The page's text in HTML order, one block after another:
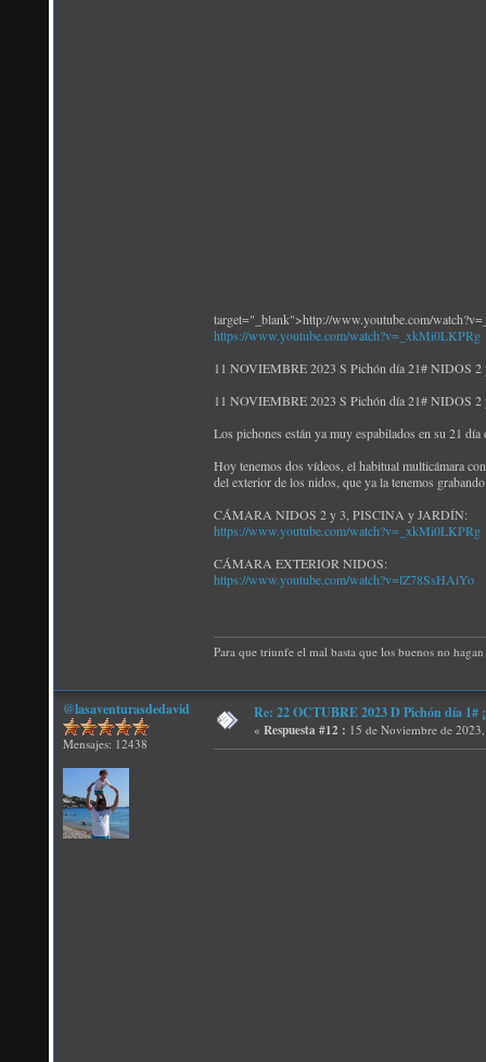
target="_blank">http://www.youtube.com/
https://www.youtube.com/watch?v=_xkMi0LKPRg
11 NOVIEMBRE 2023 S Pichón día 21# NIDOS
11 NOVIEMBRE 2023 S Pichón día 21# NIDOS
Los pichones están ya muy espabilados en su 21
Hoy tenemos dos vídeos, el habitual multicámara
del exterior de los nidos, que ya la tenemos
CÁMARA NIDOS 2 y 3, PISCINA y JARDÍN:
https://www.youtube.com/watch?v=_xkMi0LKPRg
CÁMARA EXTERIOR NIDOS:
https://www.youtube.com/watch?v=lZ78SsHAiYo
Para que triunfe el mal basta que los buenos no
@lasaventurasdedavid
Mensajes: 12438
Re: 22 OCTUBRE 2023 D Pichón día
« Respuesta #12 : 15 de Noviembre de